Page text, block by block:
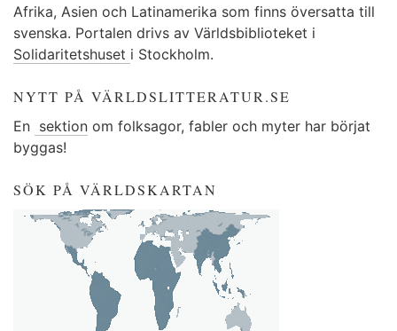
Afrika, Asien och Latinamerika som finns översatta till
svenska. Portalen drivs av Världsbiblioteket i
Solidaritetshuset i Stockholm.
NYTT PÅ VÄRLDSLITTERATUR.SE
En sektion om folksagor, fabler och myter har börjat
byggas!
SÖK PÅ VÄRLDSKARTAN